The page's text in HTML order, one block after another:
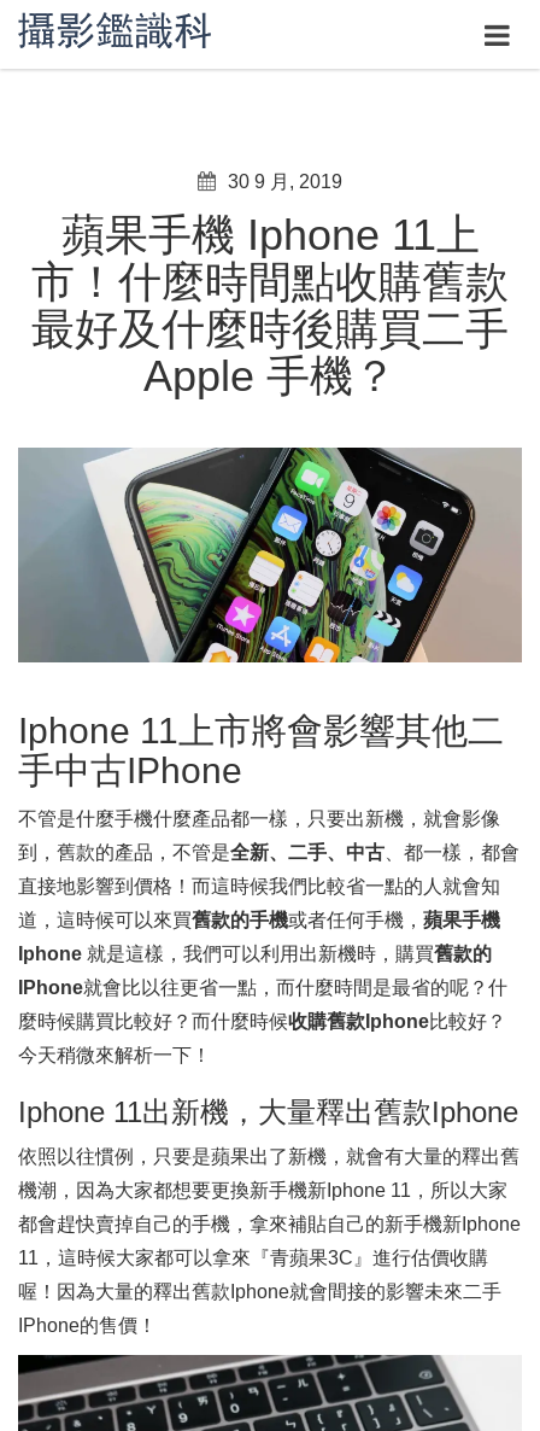
30 9 月, 2019
蘋果手機 Iphone 11上
市！什麼時間點收購舊款
最好及什麼時後購買二手
Apple 手機？
Iphone 11上市將會影響其他二
手中古IPhone
不管是什麼手機什麼產品都一樣，只要出新機，就會影像
到，舊款的產品，不管是全新、二手、中古 、都一樣，都會
直接地影響到價格！而這時候我們比較省一點的人就會知
道，這時候可以來買舊款的手機或者任何手機， 蘋果手機
Iphone 就是這樣，我們可以利用出新機時，購買舊款的
IPhone就會比以往更省一點，而什麼時間是最省的呢？什
麼時候購買比較好？而什麼時候收購舊款Iphone比較好？
今天稍微來解析一下！
Iphone 11出新機，大量釋出舊款Iphone
依照以往慣例，只要是蘋果出了新機，就會有大量的釋出舊
機潮，因為大家都想要更換新手機新Iphone 11，所以大家
都會趕快賣掉自己的手機，拿來補貼自己的新手機新Iphone
11，這時候大家都可以拿來『青蘋果3C』進行估價收購
喔！因為大量的釋出舊款Iphone就會間接的影響未來二手
IPhone的售價！